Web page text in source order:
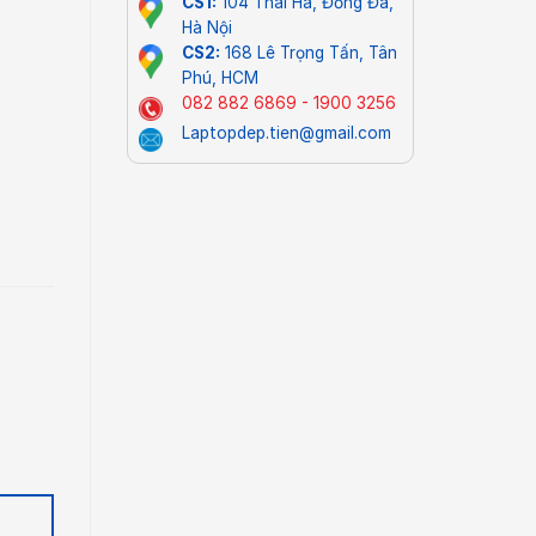
Hà Nội
CS2: 168 Lê Trọng Tấn, Tân
Phú, HCM
082 882 6869 - 1900 3256
Laptopdep.tien@gmail.com